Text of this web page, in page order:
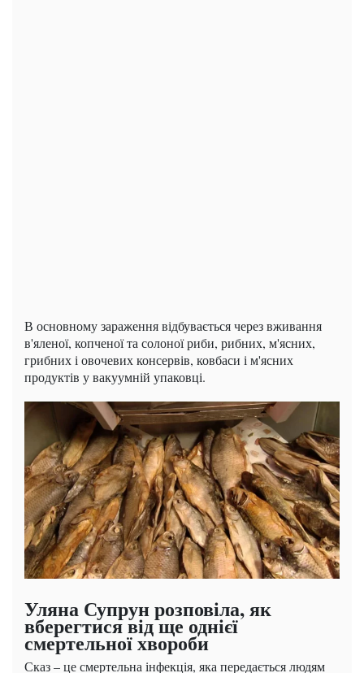
В основному зараження відбувається через вживання
в'яленої, копченої та солоної риби, рибних, м'ясних,
грибних і овочевих консервів, ковбаси і м'ясних
продуктів у вакуумній упаковці.
Уляна Супрун розповіла, як
вберегтися від ще однієї
смертельної хвороби
Сказ – це смертельна інфекція, яка передається людям